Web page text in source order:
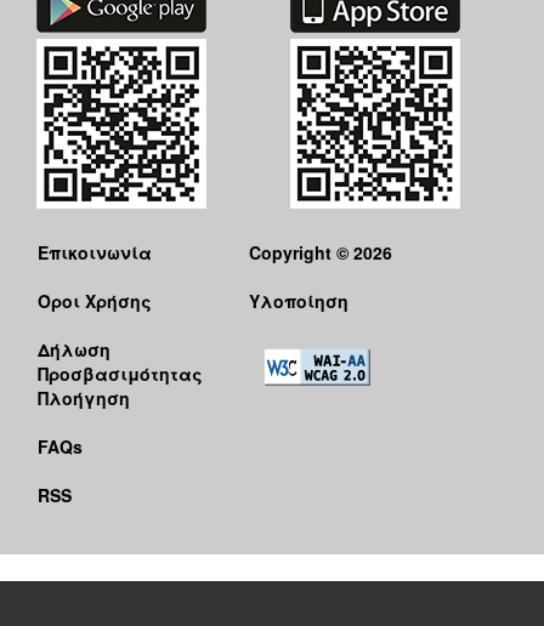
Επικοινωνία
Όροι Χρήσης
Δήλωση
Προσβασιμότητας
Πλοήγηση
FAQs
RSS
Copyright © 2026
Υλοποίηση